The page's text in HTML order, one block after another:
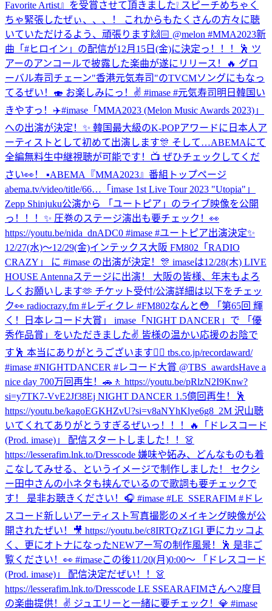
Favorite Artist』を受賞させて頂きました❕ スピーチめちゃく
ちゃ緊張したぜぃ、、、！ これからもたくさんの方々に聴
いていただけるよう、頑張ります🙌🏻 @melon #MMA2023新
曲「#ヒロイン」の配信が12月15日(金)に決定っ！！！🕺 ツ
アーのアンコールで披露した楽曲が遂にリリース！🔥 グロ
ーバル寿司チェーン"香港元気寿司"のTVCMソングにもなっ
てるぜい！🍣 お楽しみにっ！✌️ #imase #元気寿司 明日韓国い
きやすっ！✈️#imase「MMA2023 (Melon Music Awards 2023)」
への出演が決定！✨ 韓国最大級のK-POPアワードに日本人ア
ーティストとして初めて出演します🎊 そして…ABEMAにて
全編無料生中継視聴が可能です！📺 ぜひチェックしてくだ
さい👀！ ▪︎ABEMA『MMA2023』番組トップページ
abema.tv/video/title/66… 「imase 1st Live Tour 2023 "Utopia"」
Zepp Shinjuku公演から 「ユートピア」のライブ映像を公開
っ！！！✨ 圧巻のステージ演出も要チェック！👀
https://youtu.be/nida_dnADC0 #imase #ユートピア出演決定✨
12/27(水)〜12/29(金)インテックス大阪 FM802「RADIO
CRAZY」 に #imase の出演が決定！🎊 imaseは12/28(木) LIVE
HOUSE Antennaステージに出演！ 大阪の皆様、年末もよろ
しくお願いします🫶 チケット受付/公演詳細は以下をチェッ
ク👀 radiocrazy.fm #レディクレ #FM802なんと😳 「第65回 輝
く！日本レコード大賞」 imase「NIGHT DANCER」で 「優
秀作品賞」をいただきました✌️ 皆様の温かい応援のお陰で
す🕺 本当にありがとうございます❤️‍🔥 tbs.co.jp/recordaward/
#imase #NIGHTDANCER #レコード大賞 @TBS_awardsHave a
nice day 700万回再生！🚗🚶 https://youtu.be/pRlzN2I9Knw?
si=y7TK7-VvE2Jf38Ej NIGHT DANCER 1.5億回再生！🕺
https://youtu.be/kagoEGKHZvU?si=v8aNYhKlye6g8_2M 沢山聴
いてくれてありがとうすぎるぜいっ！！！🔥
「ドレスコード
(Prod. imase)」 配信スタートしました！！👗
https://lesserafim.lnk.to/Dresscode 嫌味や妬み、どんなものも着
こなしてみせる、というイメージで制作しました！ セクシ
ー田中さんの小ネタも挟んでいるので歌詞も要チェックで
す！ 是非お聴きください！🎧 #imase #LE_SSERAFIM #ドレ
スコード新しいアーティスト写真撮影のメイキング映像が公
開されたぜい！🎥 https://youtu.be/c8IRTQzZ1GI 更にカッコよ
く、更にオトナになったNEWアー写の制作風景！🕺 是非ご
覧ください！👀 #imaseこの後11/20(月)0:00〜 「ドレスコード
(Prod. imase)」 配信決定だぜい！！👗
https://lesserafim.lnk.to/Dresscode LE SSEARAFIMさんへ2度目
の楽曲提供！✌️ ジュエリーと一緒に要チェック！💎 #imase